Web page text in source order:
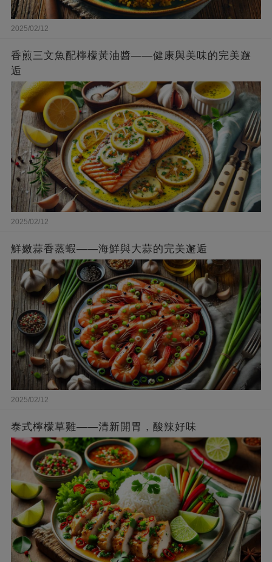
2025/02/12
香煎三文魚配檸檬黃油醬——健康與美味的完美邂
逅
2025/02/12
鮮嫩蒜香蒸蝦——海鮮與大蒜的完美邂逅
2025/02/12
泰式檸檬草雞——清新開胃，酸辣好味